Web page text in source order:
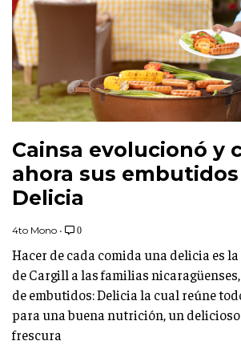
Cainsa evolucionó y
ahora sus
Delicia
4to Mono • 0
Hacer de cada comida una delicia es
de Cargill a las familias
de embutidos: Delicia la cual reúne
para una buena nutrición, un
frescura